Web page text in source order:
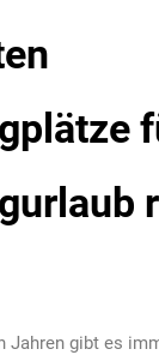
Jahren gibt es